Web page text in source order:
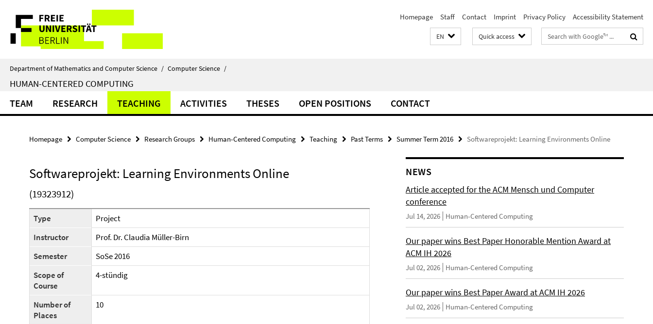
direkt
Inhalt
Service
Navigation
Homepage Staff Contact Imprint Privacy Policy Accessibility Statement
EN Quick access
Search
terms
Department of Mathematics and Computer Science / Computer Science /
HUMAN-CENTERED COMPUTING
TEAM RESEARCH TEACHING ACTIVITIES THESES OPEN POSITIONS CONTACT
Homepage Computer Science Research Groups Human-Centered Computing Teaching Past Terms Summer Term 2016 Softwareprojekt: Learning Environments Online
Softwareprojekt: Learning Environments Online
(19323912)
Type
Project
Instructor
Prof. Dr. Claudia Müller-Birn
Semester
SoSe 2016
Scope of
Course
4-stündig
Number of
Places
10
NEWS
Article accepted for the ACM Mensch und Computer
conference
Jul 14, 2026 Human-Centered Computing
Our paper wins Best Paper Honorable Mention Award at
ACM IH 2026
Jul 02, 2026 Human-Centered Computing
Our paper wins Best Paper Award at ACM IH 2026
Jul 02, 2026 Human-Centered Computing